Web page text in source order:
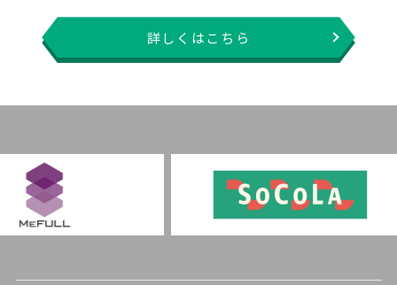
詳しくはこちら